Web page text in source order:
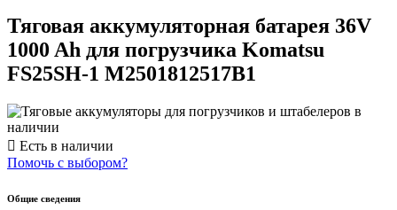
Тяговая аккумуляторная батарея 36V
1000 Ah для погрузчика Komatsu
FS25SH-1 M2501812517B1
Есть в наличии
Помочь с выбором?
Общие сведения